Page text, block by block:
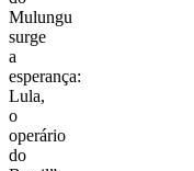
Mulungu
surge
a
esperança:
Lula,
o
operário
do